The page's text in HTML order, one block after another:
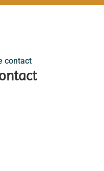
contact